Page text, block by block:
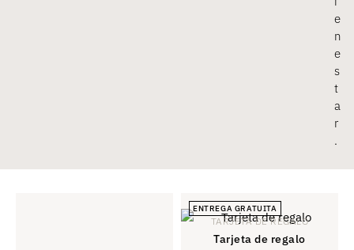
e
n
e
s
t
a
r
.
ENTREGA GRATUITA
TARJETA DE REGALO
Tarjeta de regalo